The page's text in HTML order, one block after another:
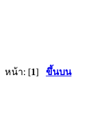
หน้า: [1] ขึ้นบน